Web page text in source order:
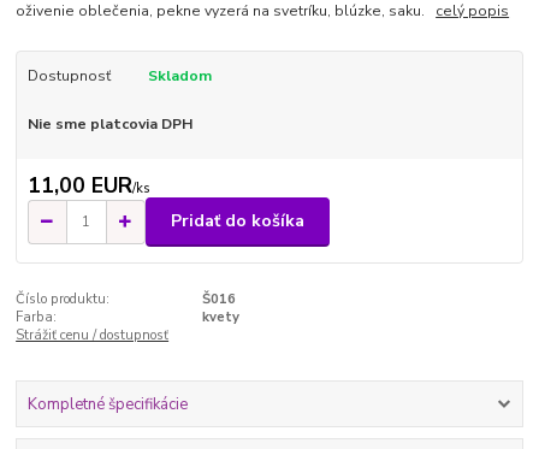
oživenie oblečenia, pekne vyzerá na svetríku, blúzke, saku. celý popis
Dostupnosť Skladom
Nie sme platcovia DPH
11,00 EUR/ks
Pridať do košíka
Číslo produktu:
Š016
Farba:
kvety
Strážiť cenu / dostupnosť
Kompletné špecifikácie